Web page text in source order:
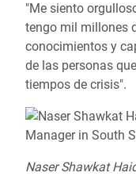
"Me siento
tengo mil millones
conocimientos y
de las personas
tiempos de crisis".
Naser Shawkat